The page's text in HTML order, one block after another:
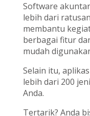
Software
lebih dari
membantu
berbagai fitur
mudah
Selain itu,
lebih dari 200
Anda.
Tertarik? Anda